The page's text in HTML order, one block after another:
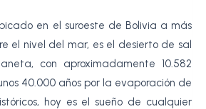
en el suroeste de Bolivia a más
el nivel del mar, es el desierto de sal
con aproximadamente 10.582
40.000 años por la evaporación de
hoy es el sueño de cualquier